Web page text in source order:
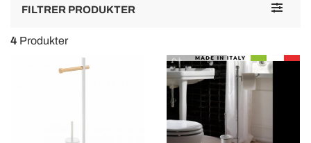
Toggle
FILTRER PRODUKTER
4 Produkter